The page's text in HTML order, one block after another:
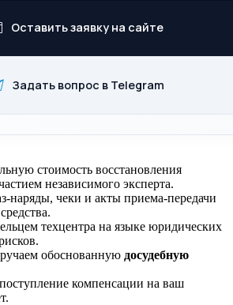
Оставить заявку на сайте
Задать вопрос в Telegram
стоимость восстановления
независимого эксперта.
наряды, чеки и акты приема-передачи
техцентра на языке юридических
обоснованную досудебную
компенсации на ваш